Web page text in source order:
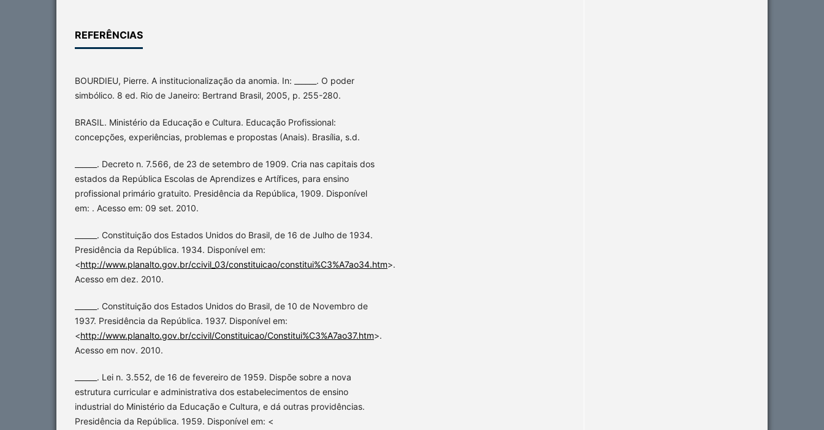
REFERÊNCIAS
BOURDIEU, Pierre. A institucionalização da anomia. In: ______. O poder
simbólico. 8 ed. Rio de Janeiro: Bertrand Brasil, 2005, p. 255-280.
BRASIL. Ministério da Educação e Cultura. Educação Profissional:
concepções, experiências, problemas e propostas (Anais). Brasília, s.d.
______. Decreto n. 7.566, de 23 de setembro de 1909. Cria nas capitais dos
estados da República Escolas de Aprendizes e Artífices, para ensino
profissional primário gratuito. Presidência da República, 1909. Disponível
em: . Acesso em: 09 set. 2010.
______. Constituição dos Estados Unidos do Brasil, de 16 de Julho de 1934.
Presidência da República. 1934. Disponível em:
<http://www.planalto.gov.br/ccivil_03/constituicao/constitui%C3%A7ao34.htm>.
Acesso em dez. 2010.
______. Constituição dos Estados Unidos do Brasil, de 10 de Novembro de
1937. Presidência da República. 1937. Disponível em:
<http://www.planalto.gov.br/ccivil/Constituicao/Constitui%C3%A7ao37.htm>.
Acesso em nov. 2010.
______. Lei n. 3.552, de 16 de fevereiro de 1959. Dispõe sobre a nova
estrutura curricular e administrativa dos estabelecimentos de ensino
industrial do Ministério da Educação e Cultura, e dá outras providências.
Presidência da República. 1959. Disponível em: <